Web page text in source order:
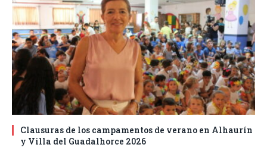
Clausuras de los campamentos de verano en Alhaurín
y Villa del Guadalhorce 2026